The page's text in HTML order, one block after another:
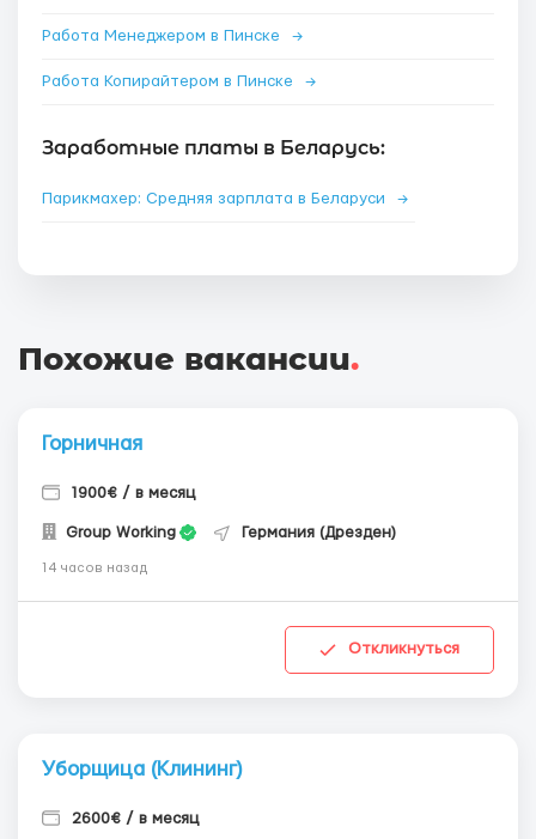
Работа Менеджером в Пинске →
Работа Копирайтером в Пинске →
Заработные платы в Беларусь:
Парикмахер: Средняя зарплата в Беларуси →
Похожие вакансии.
Горничная
1900€ / в месяц
Group Working Германия (Дрезден)
14 часов назад
Откликнуться
Уборщица (Клининг)
2600€ / в месяц